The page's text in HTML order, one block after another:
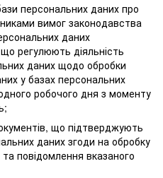
персональних даних про
вимог законодавства
даних
регулюють діяльність
даних щодо обробки
у базах персональних
робочого дня з моменту
що підтверджують
даних згоди на обробку
повідомлення вказаного